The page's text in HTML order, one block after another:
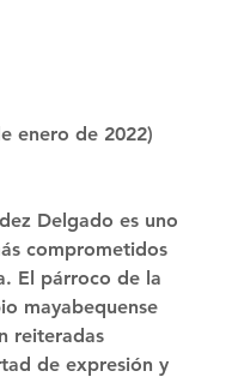
enero de 2022)
Delgado es uno
comprometidos
El párroco de la
mayabequense
reiteradas
de expresión y